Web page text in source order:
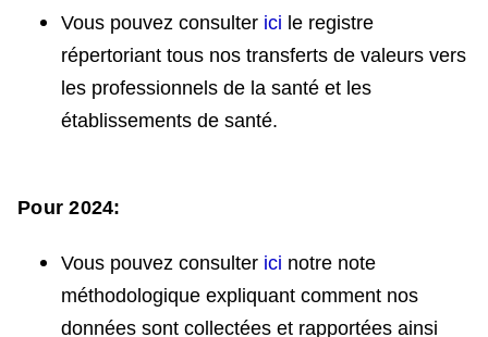
Vous pouvez consulter ici le registre
répertoriant tous nos transferts de valeurs vers
les professionnels de la santé et les
établissements de santé.
Pour 2024:
Vous pouvez consulter ici notre note
méthodologique expliquant comment nos
données sont collectées et rapportées ainsi